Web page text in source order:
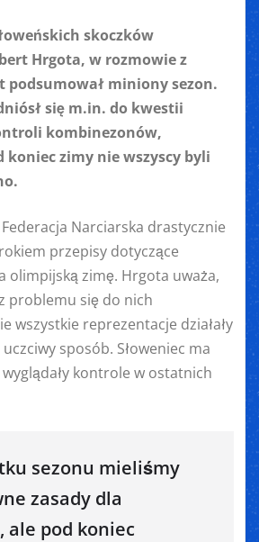
skoczków
Hrgota, w rozmowie z
podsumował miniony sezon.
się m.in. do kwestii
kombinezonów,
koniec zimy nie wszyscy byli
Narciarska drastycznie
przepisy dotyczące
olimpijską zimę. Hrgota uważa,
problemu się do nich
wszystkie reprezentacje działały
sposób. Słoweniec ma
kontrole w ostatnich
sezonu mieliśmy
zasady dla
ale pod koniec